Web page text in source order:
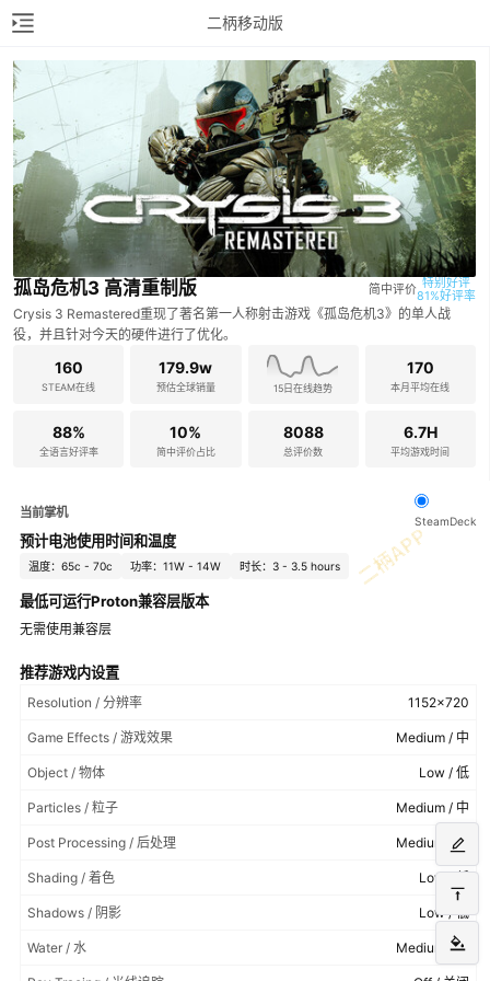
二柄移动版
孤岛危机3 高清重制版 简中评价 特别好评
81%好评率
Crysis 3 Remastered重现了著名第一人称射击游戏《孤岛危机3》的单人战
役，并且针对今天的硬件进行了优化。
160
STEAM在线
179.9w
预估全球销量 15日在线趋势
170
本月平均在线
88%
全语言好评率
10%
简中评价占比
8088
总评价数
6.7H
平均游戏时间
当前掌机
SteamDeck
预计电池使用时间和温度
温度：65c - 70c 功率：11W - 14W 时长：3 - 3.5 hours
最低可运行Proton兼容层版本
无需使用兼容层
推荐游戏内设置
Resolution / 分辨率 1152x720
Game Effects / 游戏效果 Medium / 中
Object / 物体 Low / 低
Particles / 粒子 Medium / 中
Post Processing / 后处理 Medium / 中
Shading / 着色 Low / 低
Shadows / 阴影 Low / 低
Water / 水 Medium / 中